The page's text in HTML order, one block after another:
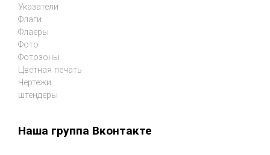
Указатели
Флаги
Флаеры
Фото
Фотозоны
Цветная печать
Чертежи
штендеры
Наша группа Вконтакте